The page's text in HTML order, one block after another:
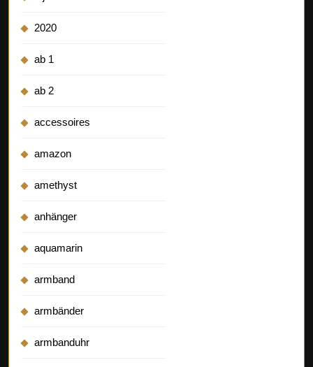
2020
ab 1
ab 2
accessoires
amazon
amethyst
anhänger
aquamarin
armband
armbänder
armbanduhr